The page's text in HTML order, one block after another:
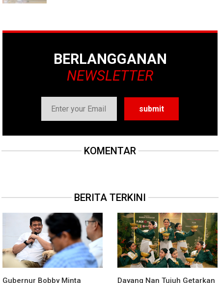
BERLANGGANAN
NEWSLETTER
KOMENTAR
BERITA TERKINI
Gubernur Bobby Minta
Dayang Nan Tujuh Getarkan